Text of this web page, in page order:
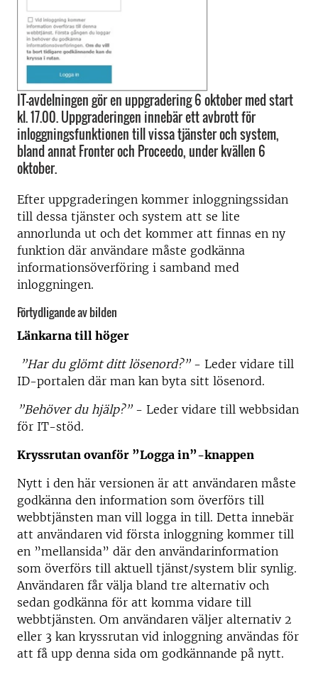
IT-avdelningen gör en uppgradering 6 oktober med start
kl. 17.00. Uppgraderingen innebär ett avbrott för
inloggningsfunktionen till vissa tjänster och system,
bland annat Fronter och Proceedo, under kvällen 6
oktober.
Efter uppgraderingen kommer inloggningssidan
till dessa tjänster och system att se lite
annorlunda ut och det kommer att finnas en ny
funktion där användare måste godkänna
informationsöverföring i samband med
inloggningen.
Förtydligande av bilden
Länkarna till höger
”Har du glömt ditt lösenord?”- Leder vidare till
ID-portalen där man kan byta sitt lösenord.
”Behöver du hjälp?” - Leder vidare till webbsidan
för IT-stöd.
Kryssrutan ovanför ”Logga in”-knappen
Nytt i den här versionen är att användaren måste
godkänna den information som överförs till
webbtjänsten man vill logga in till. Detta innebär
att användaren vid första inloggning kommer till
en ”mellansida” där den användarinformation
som överförs till aktuell tjänst/system blir synlig.
Användaren får välja bland tre alternativ och
sedan godkänna för att komma vidare till
webbtjänsten. Om användaren väljer alternativ 2
eller 3 kan kryssrutan vid inloggning användas för
att få upp denna sida om godkännande på nytt.